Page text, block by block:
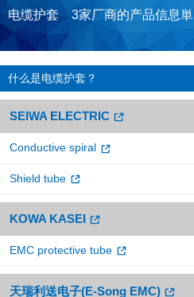
电缆护套 3家厂商的产品信息単
什么是电缆护套？
SEIWA ELECTRIC
Conductive spiral
Shield tube
KOWA KASEI
EMC protective tube
天瑞利送电子(E-Song EMC)